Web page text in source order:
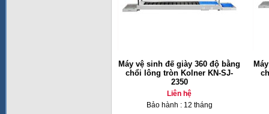
Máy vệ sinh đế giày 360 độ bằng
chổi lông tròn Kolner KN-SJ-
2350
Liên hệ
Bảo hành : 12 tháng